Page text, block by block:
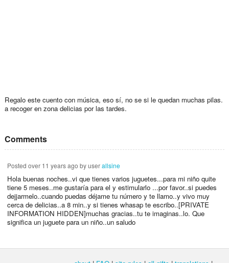
Regalo este cuento con música, eso sí, no se si le quedan muchas pilas.
a recoger en zona delicias por las tardes.
Comments
Posted over 11 years ago by userallsine
Hola buenas noches..vi que tienes varios juguetes...para mi niño quite
tiene 5 meses..me gustaría para el y estimularlo ...por favor..si puedes
dejjarmelo..cuando puedas déjame tu número y te llamo..y vivo muy
cerca de delicias..a 8 min..y si tienes whasap te escribo..[PRIVATE
INFORMATION HIDDEN]muchas gracias..tu te imaginas..lo. Que
significa un juguete para un niño..un saludo